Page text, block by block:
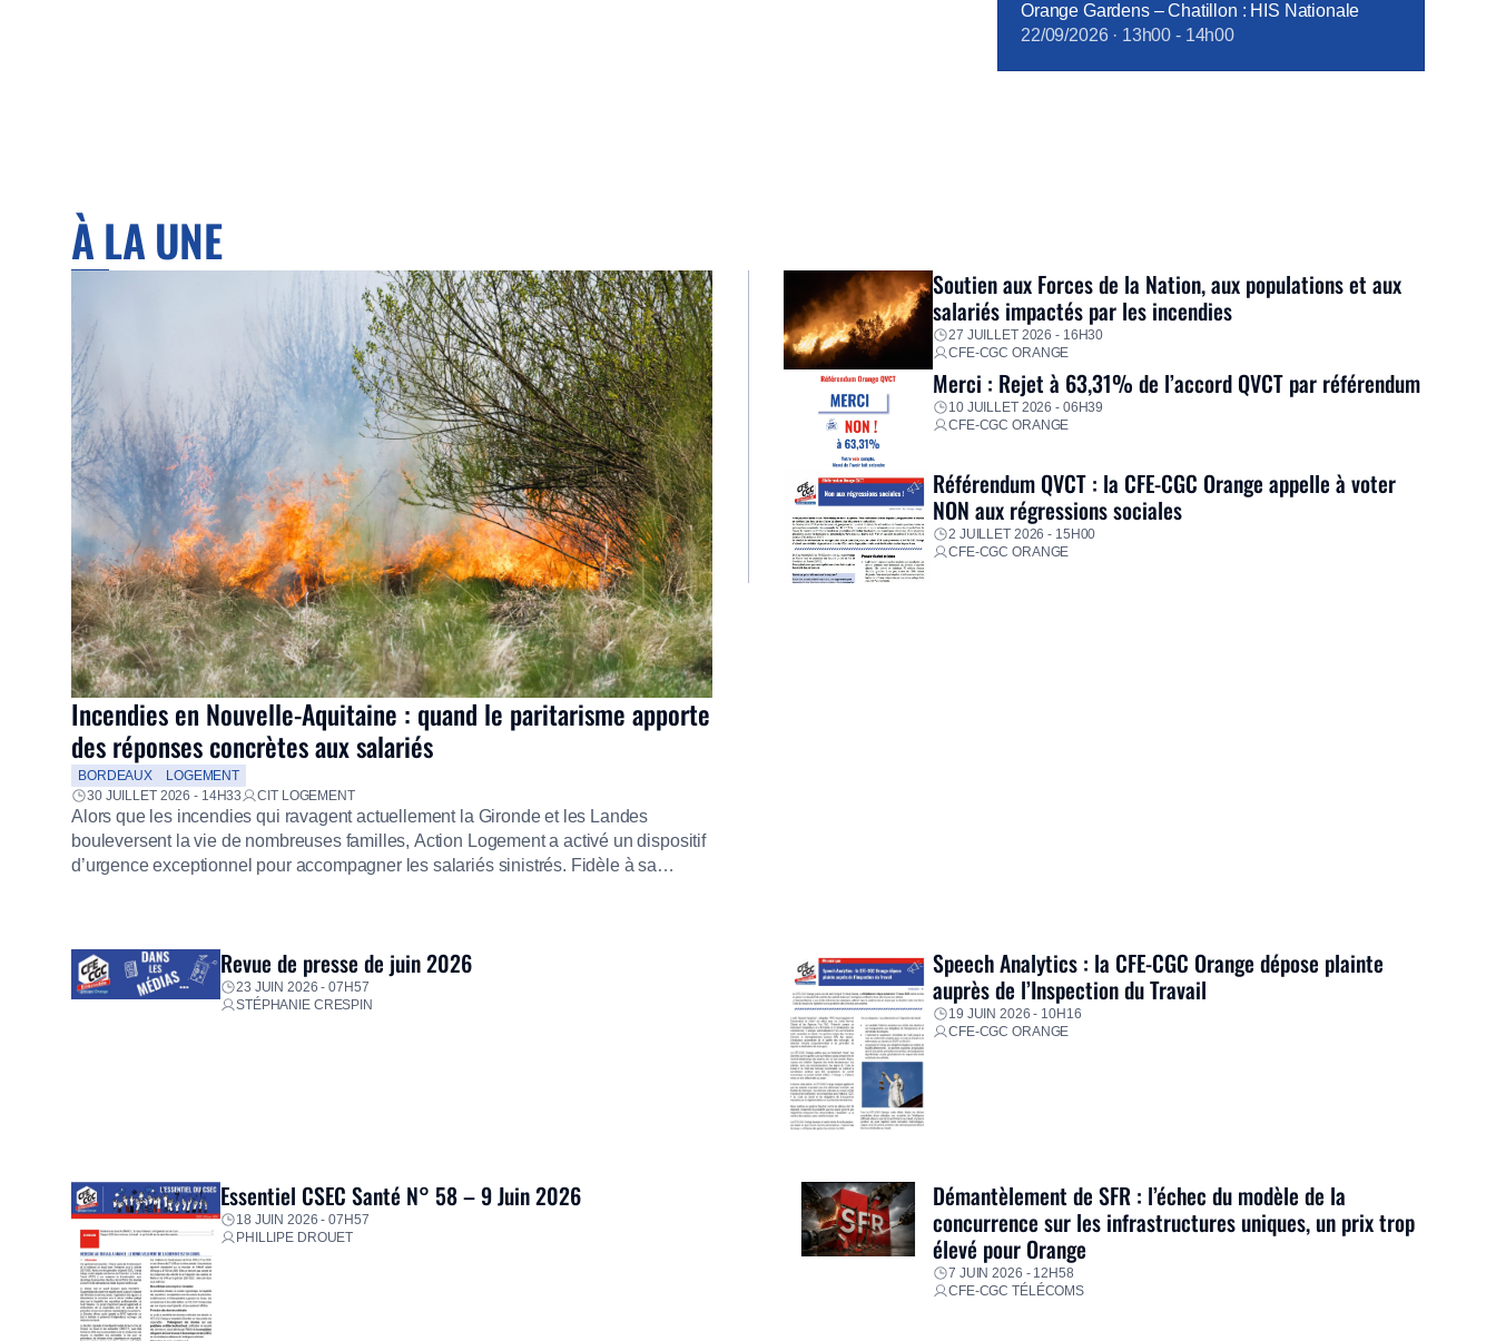
Orange Gardens – Chatillon : HIS Nationale
22/09/2026· 13h00 - 14h00
À LA UNE
Incendies en Nouvelle-Aquitaine : quand le paritarisme apporte
des réponses concrètes aux salariés
BORDEAUX
LOGEMENT
30 JUILLET 2026 - 14H33
CIT LOGEMENT
Alors que les incendies qui ravagent actuellement la Gironde et les Landes
bouleversent la vie de nombreuses familles, Action Logement a activé un dispositif
d’urgence exceptionnel pour accompagner les salariés sinistrés. Fidèle à sa
Soutien aux Forces de la Nation, aux populations et aux
salariés impactés par les incendies
27 JUILLET 2026 - 16H30
CFE-CGC ORANGE
Merci : Rejet à 63,31% de l’accord QVCT par référendum
10 JUILLET 2026 - 06H39
CFE-CGC ORANGE
Référendum QVCT : la CFE-CGC Orange appelle à voter
NON aux régressions sociales
2 JUILLET 2026 - 15H00
CFE-CGC ORANGE
Revue de presse de juin 2026
23 JUIN 2026 - 07H57
STÉPHANIE CRESPIN
Speech Analytics : la CFE-CGC Orange dépose plainte
auprès de l’Inspection du Travail
19 JUIN 2026 - 10H16
CFE-CGC ORANGE
Essentiel CSEC Santé N° 58 – 9 Juin 2026
18 JUIN 2026 - 07H57
PHILLIPE DROUET
Démantèlement de SFR : l’échec du modèle de la
concurrence sur les infrastructures uniques, un prix trop
élevé pour Orange
7 JUIN 2026 - 12H58
CFE-CGC TÉLÉCOMS